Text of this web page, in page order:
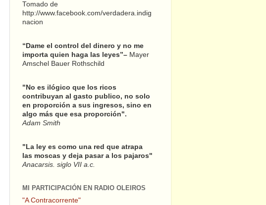
Tomado de
http://www.facebook.com/verdadera.indig
nacion
“Dame el control del dinero y no me
importa quien haga las leyes”– Mayer
Amschel Bauer Rothschild
"No es ilógico que los ricos
contribuyan al gasto publico, no solo
en proporción a sus ingresos, sino en
algo más que esa proporción".
Adam Smith
"La ley es como una red que atrapa
las moscas y deja pasar a los pajaros"
Anacarsis. siglo VII a.c.
MI PARTICIPACIÓN EN RADIO OLEIROS
"A Contracorrente"